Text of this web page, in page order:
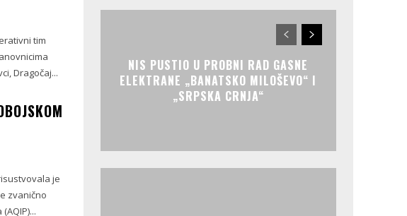
tim
Dragočaj...
je
zvanično
NIS PUSTIO U PROBNI RAD GASNE
ELEKTRANE „BANATSKO MILOŠEVO“ I
„SRPSKA CRNJA“